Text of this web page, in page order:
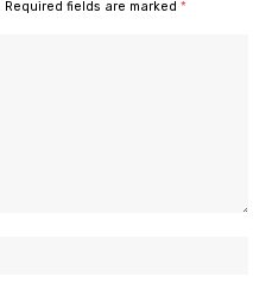
Required fields are marked *